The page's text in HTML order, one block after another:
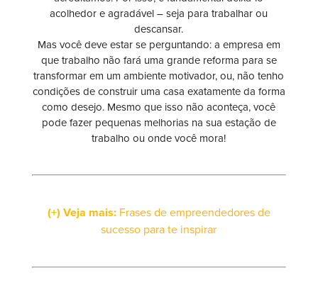
acolhedor e agradável – seja para trabalhar ou
descansar.
Mas você deve estar se perguntando: a empresa em
que trabalho não fará uma grande reforma para se
transformar em um ambiente motivador, ou, não tenho
condições de construir uma casa exatamente da forma
como desejo. Mesmo que isso não aconteça, você
pode fazer pequenas melhorias na sua estação de
trabalho ou onde você mora!
(+) Veja mais:Frases de empreendedores de
sucesso para te inspirar